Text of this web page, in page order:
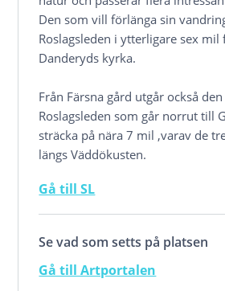
Den som vill förlänga sin
Roslagsleden i ytterligare sex
Danderyds kyrka.
Från Färsna gård utgår också
Roslagsleden som går norrut till
sträcka på nära 7 mil ,varav de
längs Väddökusten.
Gå till SL
Se vad som setts på platsen
Gå till Artportalen